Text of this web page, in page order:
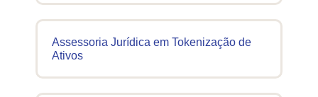
Assessoria Jurídica em Tokenização de
Ativos